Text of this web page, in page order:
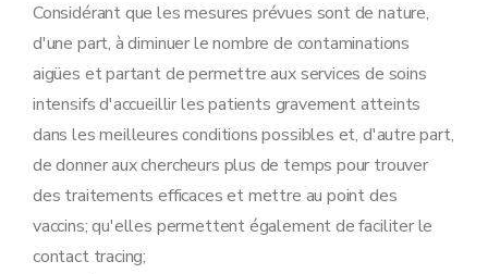
Considérant que les mesures prévues sont de nature,
d'une part, à diminuer le nombre de contaminations
aigües et partant de permettre aux services de soins
intensifs d'accueillir les patients gravement atteints
dans les meilleures conditions possibles et, d'autre part,
de donner aux chercheurs plus de temps pour trouver
des traitements efficaces et mettre au point des
vaccins; qu'elles permettent également de faciliter le
contact tracing;